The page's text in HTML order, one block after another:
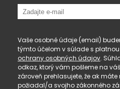
Vaše osobné údaje (email)
týmto účelom v súlade s
ochrany osobných údajov.
odkaz, ktorý vám pošleme na
zároveň prehlasujete, že ak máte
požiadal/a svojho zákonného